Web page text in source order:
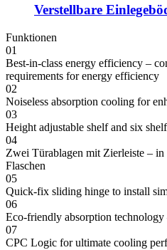
Verstellbare
Funktionen
01
Best-in-class energy efficiency –
requirements for energy efficiency
02
Noiseless absorption cooling for
03
Height adjustable shelf and six
04
Zwei Türablagen mit Zierleiste – in
Flaschen
05
Quick-fix sliding hinge to install
06
Eco-friendly absorption
07
CPC Logic for ultimate cooling